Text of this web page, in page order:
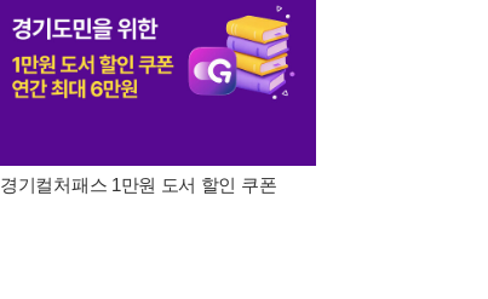
경기컬처패스 1만원 도서 할인 쿠폰